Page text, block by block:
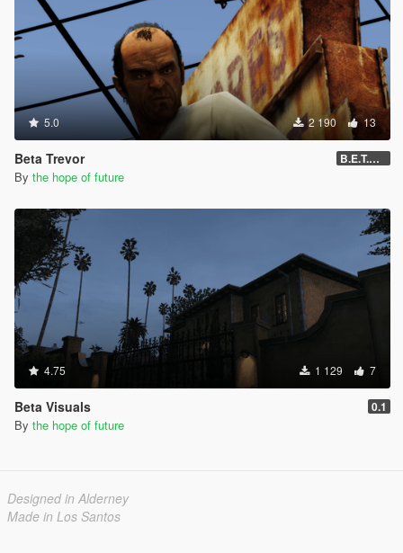
5.0 2 190 13
Beta Trevor B.E.T.A 05
By the hope of future
4.75 1 129 7
Beta Visuals 0.1
By the hope of future
Designed in Alderney
Made in Los Santos